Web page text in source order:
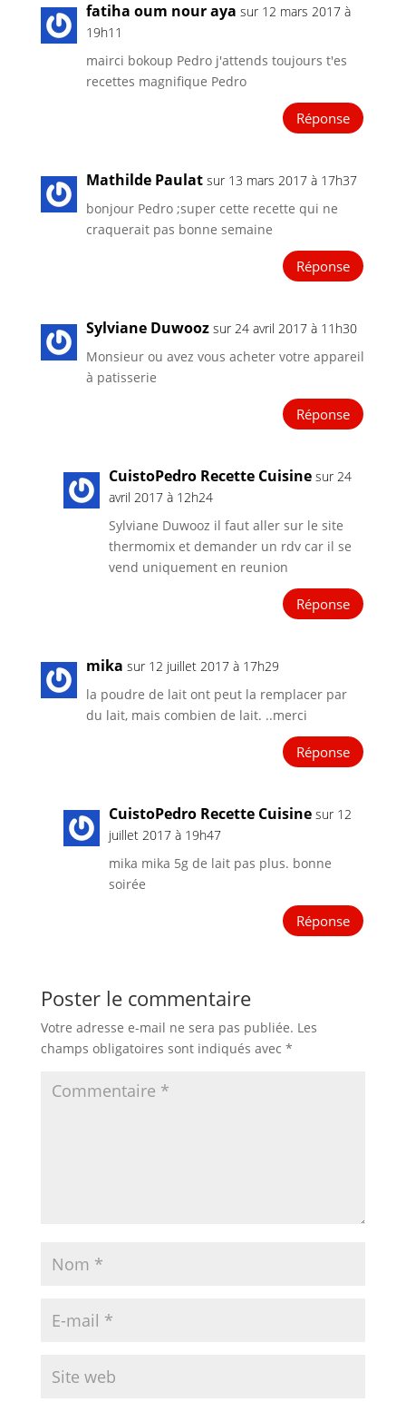
fatiha oum nour aya sur 12 mars 2017 à
19h11
mairci bokoup Pedro j'attends toujours t'es
recettes magnifique Pedro
Réponse
Mathilde Paulat sur 13 mars 2017 à 17h37
bonjour Pedro ;super cette recette qui ne
craquerait pas bonne semaine
Réponse
Sylviane Duwooz sur 24 avril 2017 à 11h30
Monsieur ou avez vous acheter votre appareil
à patisserie
Réponse
CuistoPedro Recette Cuisine sur 24
avril 2017 à 12h24
Sylviane Duwooz il faut aller sur le site
thermomix et demander un rdv car il se
vend uniquement en reunion
Réponse
mika sur 12 juillet 2017 à 17h29
la poudre de lait ont peut la remplacer par
du lait, mais combien de lait. ..merci
Réponse
CuistoPedro Recette Cuisine sur 12
juillet 2017 à 19h47
mika mika 5g de lait pas plus. bonne
soirée
Réponse
Poster le commentaire
Votre adresse e-mail ne sera pas publiée. Les
champs obligatoires sont indiqués avec *